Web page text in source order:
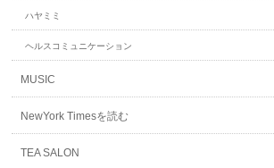
ハヤミミ
ヘルスコミュニケーション
MUSIC
NewYork Timesを読む
TEA SALON